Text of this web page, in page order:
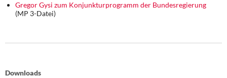
Steuer- und Finanzpolitik
Gregor Gysi zum Konjunkturprogramm der Bundesregierung
(MP 3-Datei)
Downloads